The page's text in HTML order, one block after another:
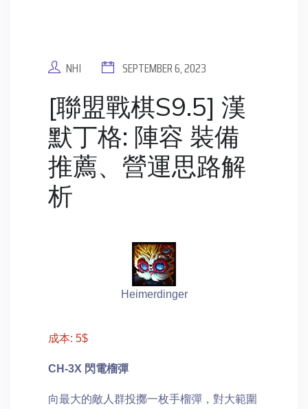
NHI SEPTEMBER 6, 2023
[聯盟戰棋S9.5] 漢
默丁格: 陣容 裝備
推薦、營運思路解
析
Heimerdinger
成本: 5$
CH-3X 閃電榴彈
向最大的敵人群投擲一枚手榴彈，對大範圍